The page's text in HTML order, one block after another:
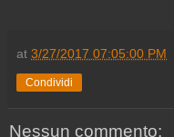
at 3/27/2017 07:05:00 PM
Condividi
Nessun commento: